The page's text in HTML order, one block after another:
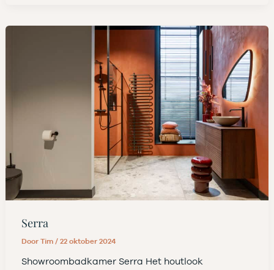
Serra
DoorTim/22 oktober 2024
Showroombadkamer Serra Het houtlook